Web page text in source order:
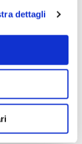
dettagli